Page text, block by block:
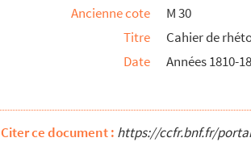
Ancienne cote
M 30
Titre
Cahier de
Date
Années 1810-
Citer ce document : https://ccfr.bnf.fr/